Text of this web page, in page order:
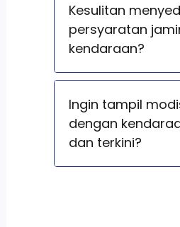
Kesulitan
persyaratan
kendaraan?
Ingin tampil
dengan
dan terkini?